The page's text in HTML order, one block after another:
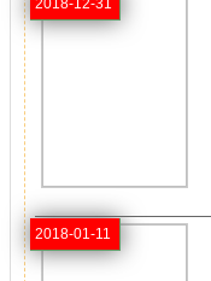
2018-12-31
2018-01-11